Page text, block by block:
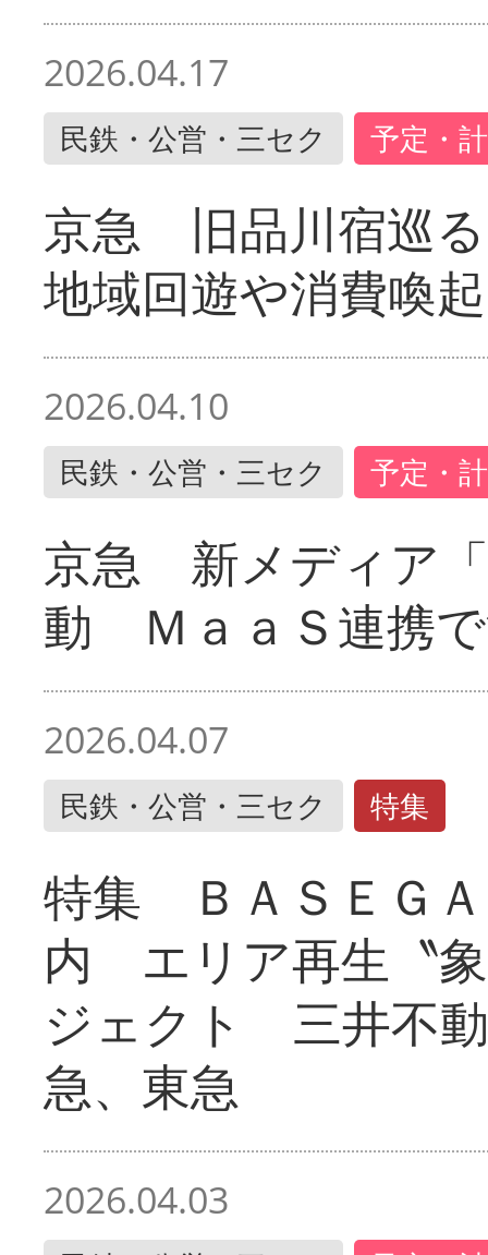
2026.04.17
民鉄・公営・三セク 予定・
京急 旧品川宿巡
地域回遊や消費喚起
2026.04.10
民鉄・公営・三セク 予定・
京急 新メディア
動 ＭａａＳ連携
2026.04.07
民鉄・公営・三セク 特集
特集 ＢＡＳＥＧ
内 エリア再生〝
ジェクト 三井不
急、東急
2026.04.03